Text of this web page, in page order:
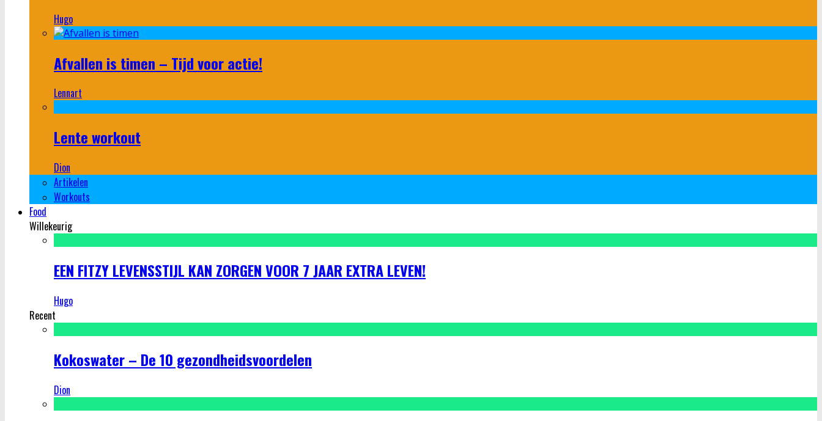
Hugo
Afvallen is timen – Tijd voor actie!
Lennart
Lente workout
Dion
Artikelen
Workouts
Food
Willekeurig
EEN FITZY LEVENSSTIJL KAN ZORGEN VOOR 7 JAAR EXTRA LEVEN!
Hugo
Recent
Kokoswater – De 10 gezondheidsvoordelen
Dion